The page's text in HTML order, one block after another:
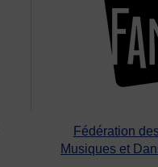
Fédération
Musiques et